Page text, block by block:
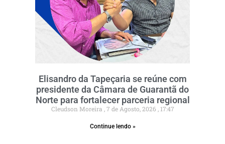
Elisandro da Tapeçaria se reúne com
presidente da Câmara de Guarantã do
Norte para fortalecer parceria regional
Cleudson Moreira 7 de Agosto, 2026 17:47
Continue lendo »